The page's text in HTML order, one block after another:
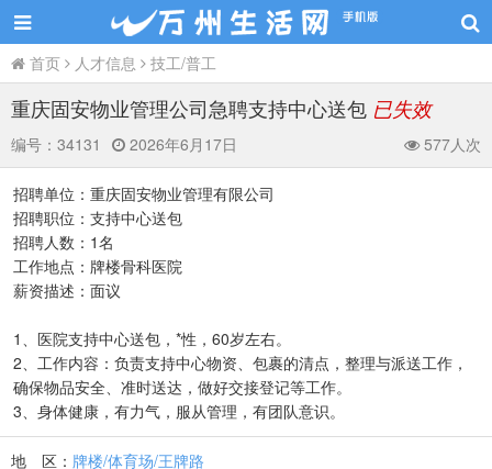
首页 人才信息 技工/普工
重庆固安物业管理公司急聘支持中心送包 已失效
编号： 34131 2026年6月17日 577人次
招聘单位：重庆固安物业管理有限公司
招聘职位：支持中心送包
招聘人数：1名
工作地点：牌楼骨科医院
薪资描述：面议
1、医院支持中心送包，*性，60岁左右。
2、工作内容：负责支持中心物资、包裹的清点，整理与派送工作，
确保物品安全、准时送达，做好交接登记等工作。
3、身体健康，有力气，服从管理，有团队意识。
地 区： 牌楼/体育场/王牌路